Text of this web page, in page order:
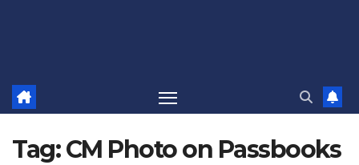
Tag:CM Photo on Passbooks